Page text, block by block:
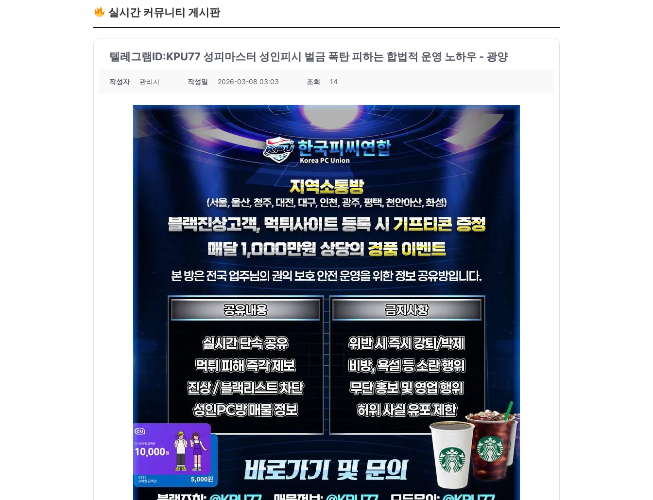
실시간 커뮤니티 게시판
텔레그램ID:KPU77 성피마스터 성인피시 벌금 폭탄 피하는 합법적 운영 노하우 - 광양
작성자 관리자 작성일 2026-03-08 03:03 조회 14